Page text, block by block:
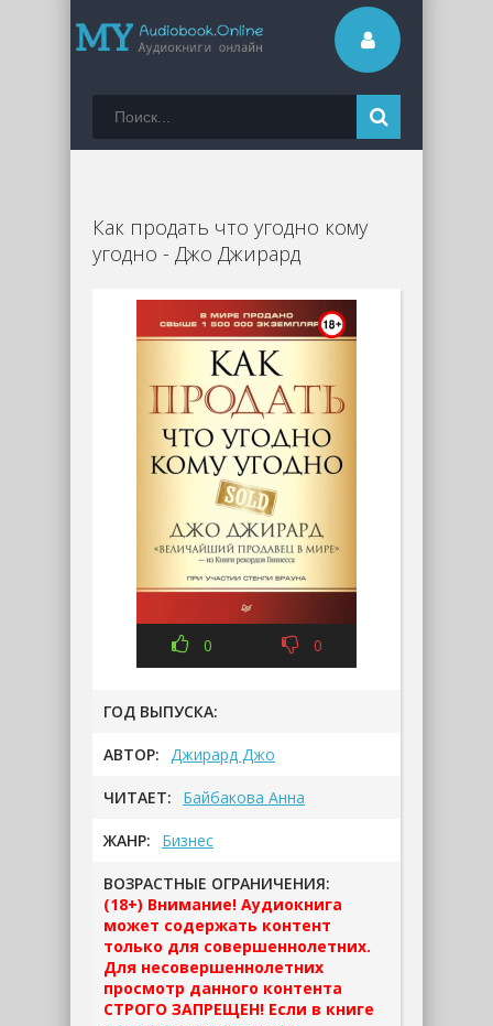
Как продать что угодно кому
угодно - Джо Джирард
0 0
ГОД ВЫПУСКА:
АВТОР: Джирард Джо
ЧИТАЕТ: Байбакова Анна
ЖАНР: Бизнес
ВОЗРАСТНЫЕ ОГРАНИЧЕНИЯ:
(18+) Внимание! Аудиокнига
может содержать контент
только для совершеннолетних.
Для несовершеннолетних
просмотр данного контента
СТРОГО ЗАПРЕЩЕН! Если в книге